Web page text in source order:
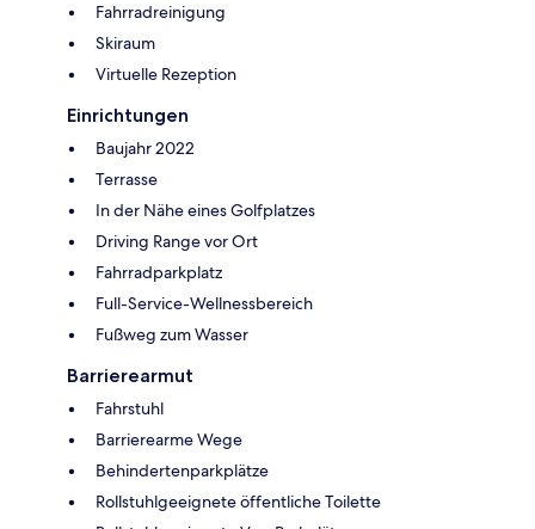
Fahrradreinigung
Skiraum
Virtuelle Rezeption
Einrichtungen
Baujahr 2022
Terrasse
In der Nähe eines Golfplatzes
Driving Range vor Ort
Fahrradparkplatz
Full-Service-Wellnessbereich
Fußweg zum Wasser
Barrierearmut
Fahrstuhl
Barrierearme Wege
Behindertenparkplätze
Rollstuhlgeeignete öffentliche Toilette